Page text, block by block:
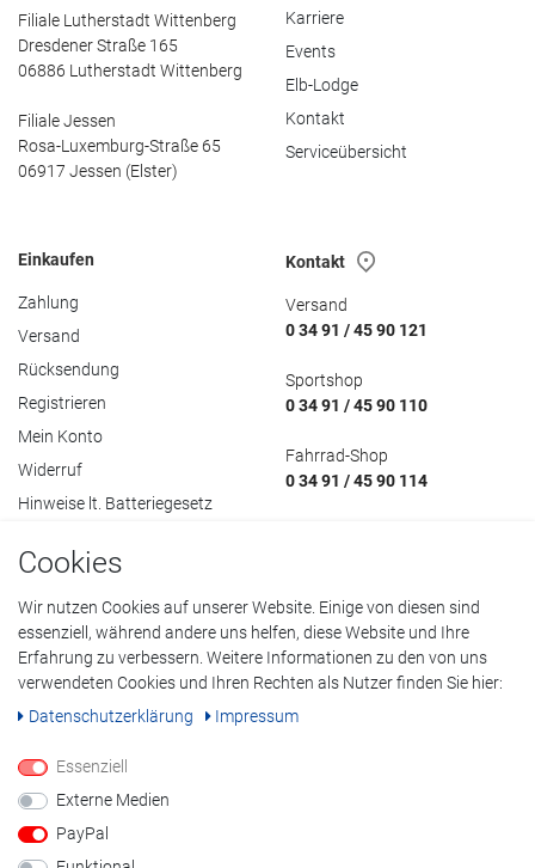
Filiale Lutherstadt Wittenberg
Dresdener Straße 165
06886 Lutherstadt Wittenberg
Filiale Jessen
Rosa-Luxemburg-Straße 65
06917 Jessen (Elster)
Karriere
Events
Elb-Lodge
Kontakt
Serviceübersicht
Einkaufen
Zahlung
Versand
Rücksendung
Registrieren
Mein Konto
Widerruf
Hinweise lt. Batteriegesetz
Kontakt
Versand
0 34 91 / 45 90 121
Sportshop
0 34 91 / 45 90 110
Fahrrad-Shop
0 34 91 / 45 90 114
Datenschutzerklärung • AGB • Impressum
© Copyright 2022 Klöpping GmbH. Alle Rechte vorbehalten.
durchgestrichenen Preisen handelt es sich um ehemalige
unverbindliche Preisempfehlungen des Herstellers.
** Gratis Paketversand gilt nicht für sperrige Artikel wie Fahrräder &
Heimsportgeräte.
Cookies
Wir nutzen Cookies auf unserer Website. Einige von diesen sind
essenziell, während andere uns helfen, diese Website und Ihre
Erfahrung zu verbessern. Weitere Informationen zu den von uns
verwendeten Cookies und Ihren Rechten als Nutzer finden Sie hier:
Daten­schutz­erklärung
Impressum
Essenziell
Externe Medien
PayPal